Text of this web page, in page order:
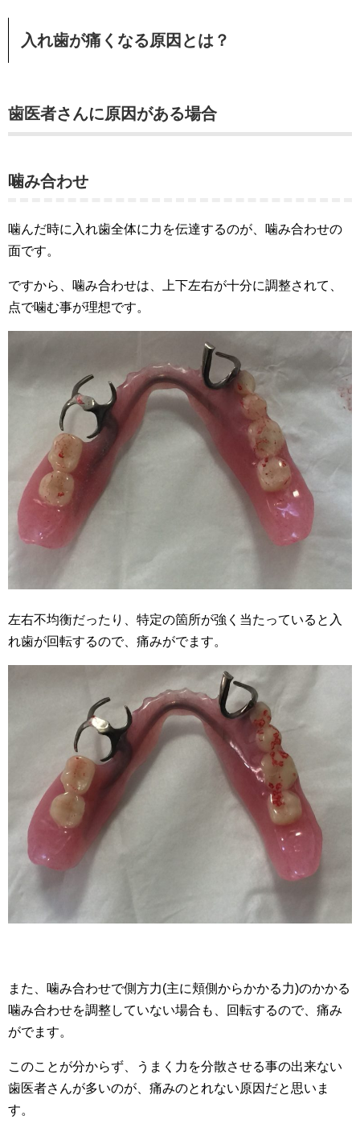
入れ歯が痛くなる原因とは？
歯医者さんに原因がある場合
噛み合わせ
噛んだ時に入れ歯全体に力を伝達するのが、噛み合わせの
面です。
ですから、噛み合わせは、上下左右が十分に調整されて、
点で噛む事が理想です。
左右不均衡だったり、特定の箇所が強く当たっていると入
れ歯が回転するので、痛みがでます。
また、噛み合わせで側方力(主に頬側からかかる力)のかかる
噛み合わせを調整していない場合も、回転するので、痛み
がでます。
このことが分からず、うまく力を分散させる事の出来ない
歯医者さんが多いのが、痛みのとれない原因だと思いま
す。